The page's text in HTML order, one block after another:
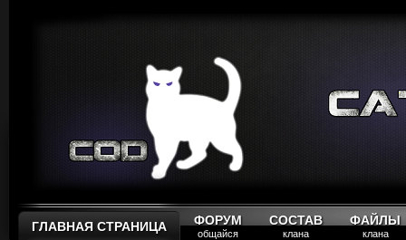
ГЛАВНАЯ СТРАНИЦА ФОРУМ
общайся
СОСТАВ
клана
ФАЙЛЫ
клана